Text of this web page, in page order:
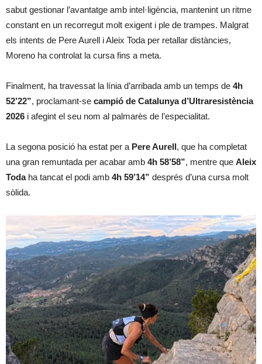
sabut gestionar l’avantatge amb intel·ligència, mantenint un ritme
constant en un recorregut molt exigent i ple de trampes. Malgrat
els intents de Pere Aurell i Aleix Toda per retallar distàncies,
Moreno ha controlat la cursa fins a meta.
Finalment, ha travessat la línia d’arribada amb un temps de 4h
52’22”, proclamant-se campió de Catalunya d’Ultraresistència
2026 i afegint el seu nom al palmarès de l’especialitat.
La segona posició ha estat per a Pere Aurell, que ha completat
una gran remuntada per acabar amb 4h 58’58”, mentre que Aleix
Todaha tancat el podi amb 4h 59’14” després d’una cursa molt
sòlida.